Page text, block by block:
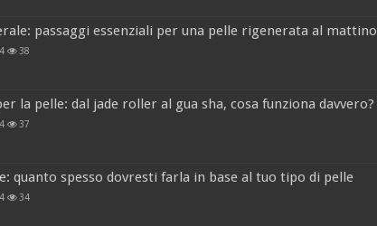
passaggi essenziali per una pelle rigenerata al mattino
38
la pelle: dal jade roller al gua sha, cosa funziona davvero?
37
quanto spesso dovresti farla in base al tuo tipo di pelle
34